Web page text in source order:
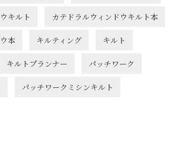
キルト カテドラルウィンドウキルト本
本 キルティング キルト
キルトプランナー パッチワーク
パッチワークミシンキルト